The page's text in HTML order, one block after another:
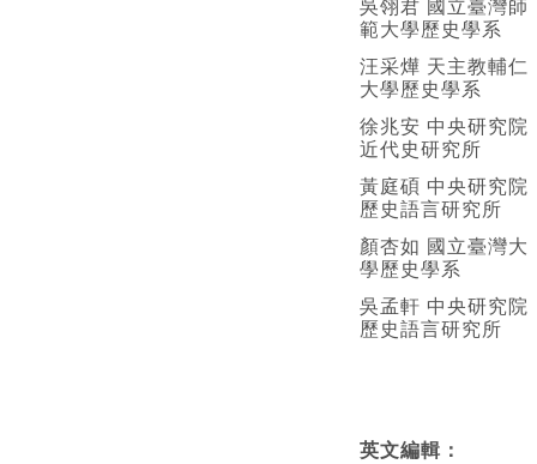
吳翎君 國立臺灣師
範大學歷史學系
汪采燁 天主教輔仁
大學歷史學系
徐兆安 中央研究院
近代史研究所
黃庭碩 中央研究院
歷史語言研究所
顏杏如 國立臺灣大
學歷史學系
吳孟軒 中央研究院
歷史語言研究所
英文編輯 ：